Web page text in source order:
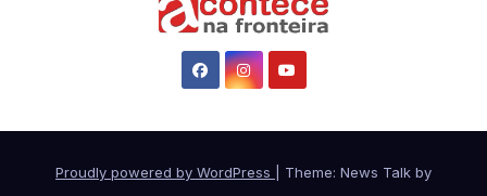
Proudly powered by WordPress
Theme: News Talk by